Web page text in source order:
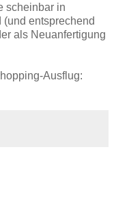
scheinbar in
entsprechend
als Neuanfertigung
Ausflug: